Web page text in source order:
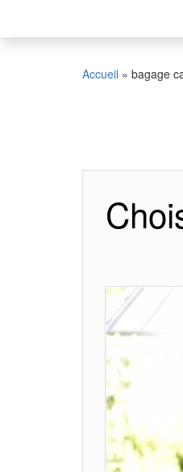
Accueil » bagage